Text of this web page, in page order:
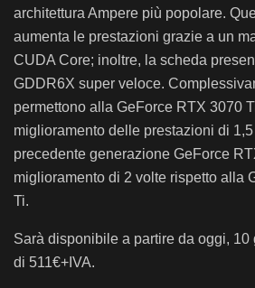
architettura Ampere più popolare.
aumenta le prestazioni grazie a un
CUDA Core; inoltre, la scheda
GDDR6X super veloce.
permettono alla GeForce RTX 3070
miglioramento delle prestazioni di
precedente generazione GeForce
miglioramento di 2 volte rispetto alla
Ti.
Sarà disponibile a partire da oggi, 10
di 511€+IVA.